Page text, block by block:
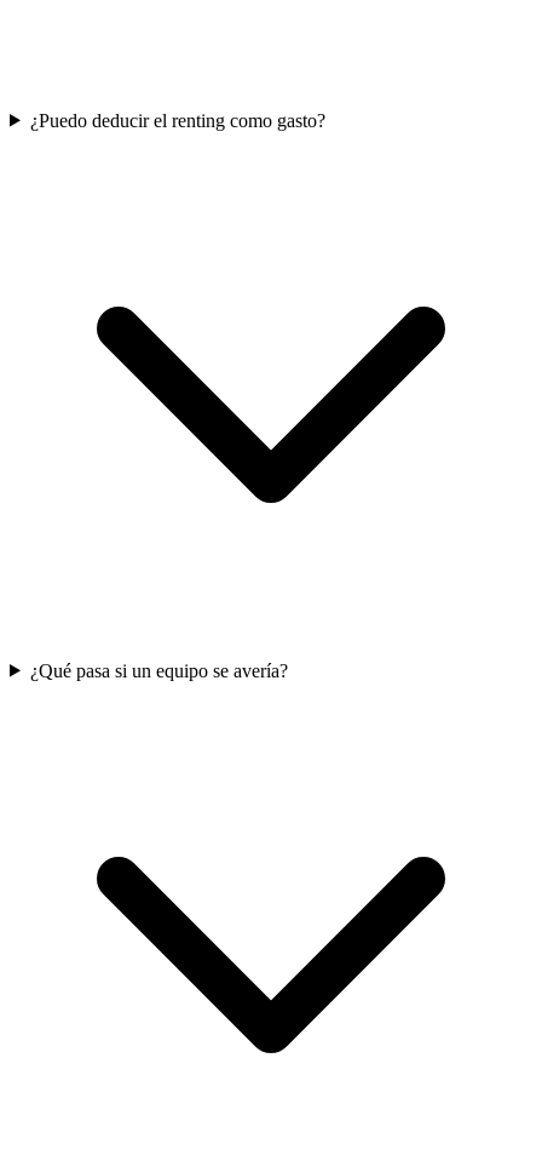
¿Puedo deducir el renting como gasto?
¿Qué pasa si un equipo se avería?